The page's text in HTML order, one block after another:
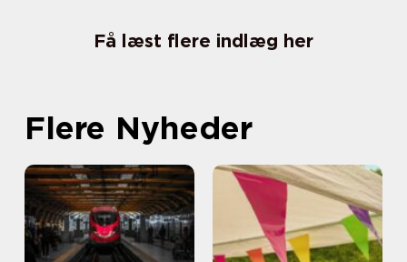
Få læst flere indlæg her
Flere Nyheder